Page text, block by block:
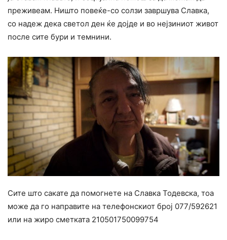
преживеам. Ништо повеќе-со солзи завршува Славка,
со надеж дека светол ден ќе дојде и во нејзиниот живот
после сите бури и темнини.
Сите што сакате да помогнете на Славка Тодевска, тоа
може да го направите на телефонскиот број 077/592621
или на жиро сметката 210501750099754